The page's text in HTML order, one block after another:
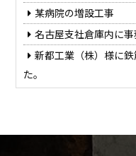
某病院の増設工事
名古屋支社倉庫内に事
新都工業（株）様に
た。